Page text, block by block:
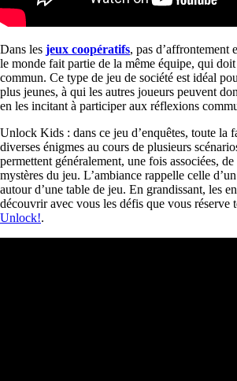
Dans les jeux coopératifs, pas d’affrontement
le monde fait partie de la même équipe, qui
commun. Ce type de jeu de société est idéal
plus jeunes, à qui les autres joueurs peuvent
en les incitant à participer aux réflexions
Unlock Kids : dans ce jeu d’enquêtes, toute la
diverses énigmes au cours de plusieurs
permettent généralement, une fois associées,
mystères du jeu. L’ambiance rappelle celle
autour d’une table de jeu. En grandissant, les
découvrir avec vous les défis que vous réserve
Unlock!.